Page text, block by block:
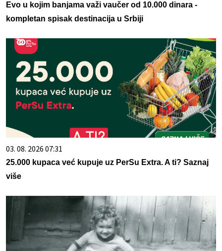
Evo u kojim banjama važi vaučer od 10.000 dinara -
kompletan spisak destinacija u Srbiji
03. 08. 2026 07:31
25.000 kupaca već kupuje uz PerSu Extra. A ti? Saznaj
više